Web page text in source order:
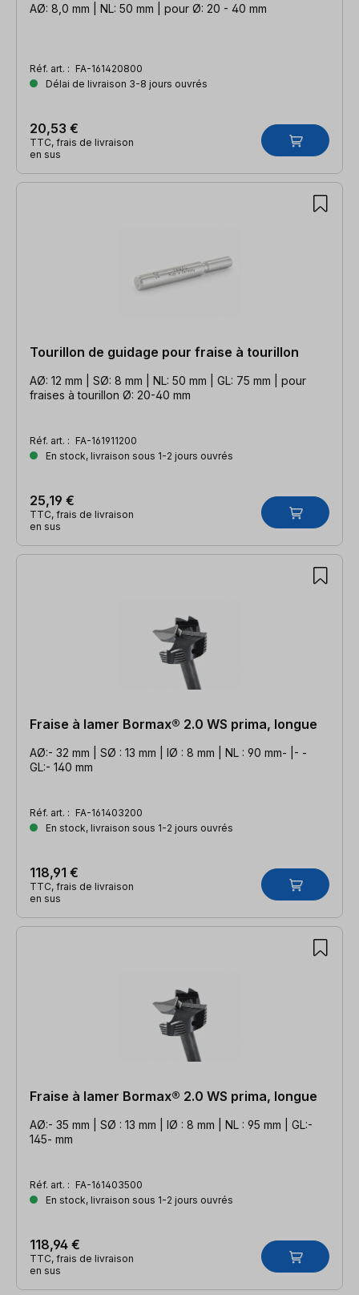
AØ: 8,0 mm | NL: 50 mm | pour Ø: 20 - 40 mm
Réf. art. : FA-161420800
Délai de livraison 3-8 jours ouvrés
20,53 €
TTC, frais de livraison
en sus
Tourillon de guidage pour fraise à tourillon
AØ: 12 mm | SØ: 8 mm | NL: 50 mm | GL: 75 mm | pour
fraises à tourillon Ø: 20-40 mm
Réf. art. : FA-161911200
En stock, livraison sous 1-2 jours ouvrés
25,19 €
TTC, frais de livraison
en sus
Fraise à lamer Bormax® 2.0 WS prima, longue
AØ:- 32 mm | SØ : 13 mm | IØ : 8 mm | NL : 90 mm- |- -
GL:- 140 mm
Réf. art. : FA-161403200
En stock, livraison sous 1-2 jours ouvrés
118,91 €
TTC, frais de livraison
en sus
Fraise à lamer Bormax® 2.0 WS prima, longue
AØ:- 35 mm | SØ : 13 mm | IØ : 8 mm | NL : 95 mm | GL:-
145- mm
Réf. art. : FA-161403500
En stock, livraison sous 1-2 jours ouvrés
118,94 €
TTC, frais de livraison
en sus